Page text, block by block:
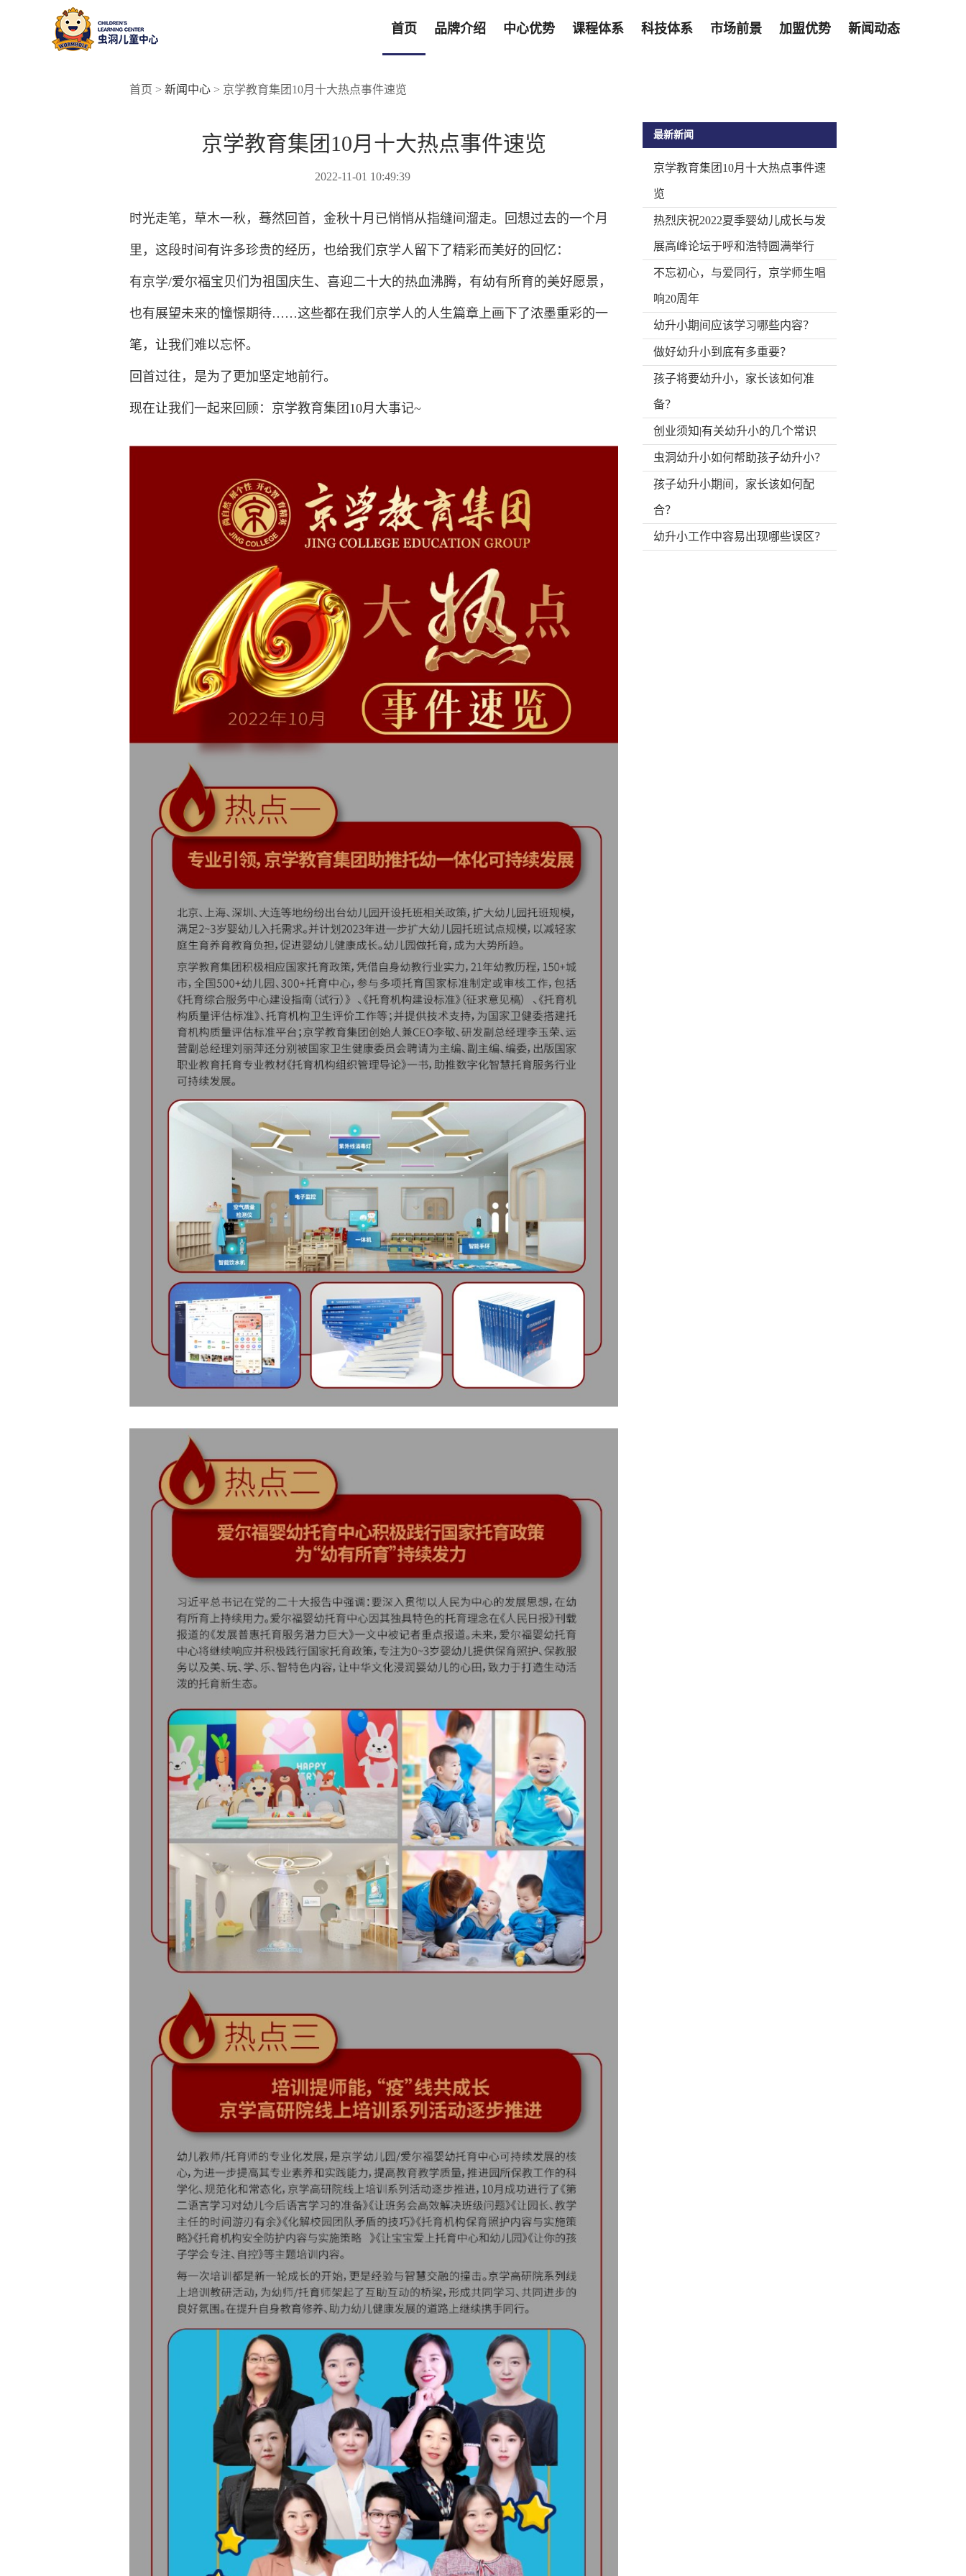
首页 品牌介绍 中心优势 课程体系 科技体系 市场前景 加盟优势 新闻动态
企业荣誉
首页 > 新闻中心 > 京学教育集团10月十大热点事件速览
京学教育集团10月十大热点事件速览
2022-11-01 10:49:39
时光走笔，草木一秋，蓦然回首，金秋十月已悄悄从指缝间溜走。回想过去的一个月
里，这段时间有许多珍贵的经历，也给我们京学人留下了精彩而美好的回忆：
有京学/爱尔福宝贝们为祖国庆生、喜迎二十大的热血沸腾，有幼有所育的美好愿景，
也有展望未来的憧憬期待……这些都在我们京学人的人生篇章上画下了浓墨重彩的一
笔，让我们难以忘怀。
回首过往，是为了更加坚定地前行。
现在让我们一起来回顾：京学教育集团10月大事记~
最新新闻
京学教育集团10月十大热点事件速
览
热烈庆祝2022夏季婴幼儿成长与发
展高峰论坛于呼和浩特圆满举行
不忘初心，与爱同行，京学师生唱
响20周年
幼升小期间应该学习哪些内容？
做好幼升小到底有多重要？
孩子将要幼升小，家长该如何准
备？
创业须知|有关幼升小的几个常识
虫洞幼升小如何帮助孩子幼升小？
孩子幼升小期间，家长该如何配
合？
幼升小工作中容易出现哪些误区？